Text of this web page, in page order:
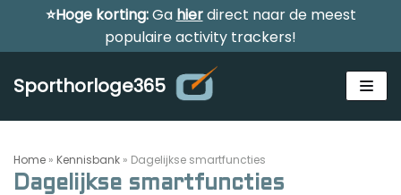
Meteen
inhoud
⭐Hoge korting:Ga hierdirect naar de meest
populaire activity trackers!
Sporthorloge365
Home » Kennisbank » Dagelijkse smartfuncties
Dagelijkse smartfuncties